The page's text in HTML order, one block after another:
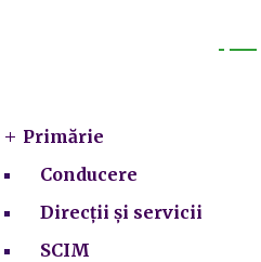
Primărie
Conducere
Direcții și servicii
SCIM